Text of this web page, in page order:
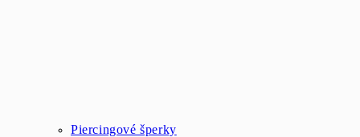
Piercingové šperky